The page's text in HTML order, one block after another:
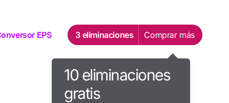
EPS 3 eliminaciones Comprar más
10 eliminaciones
gratis